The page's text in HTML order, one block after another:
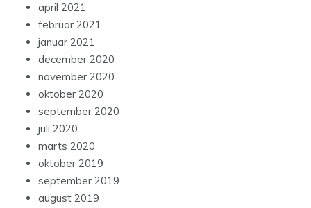
april 2021
februar 2021
januar 2021
december 2020
november 2020
oktober 2020
september 2020
juli 2020
marts 2020
oktober 2019
september 2019
august 2019